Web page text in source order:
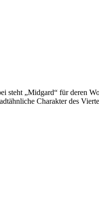
steht „Midgard“ für deren
Charakter des